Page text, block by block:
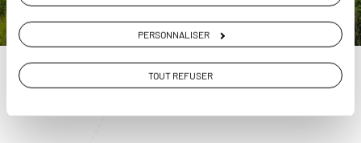
PERSONNALISER
TOUT REFUSER
01 86 95 65 14
Du lundi au samedi de 09h30 à 18h30